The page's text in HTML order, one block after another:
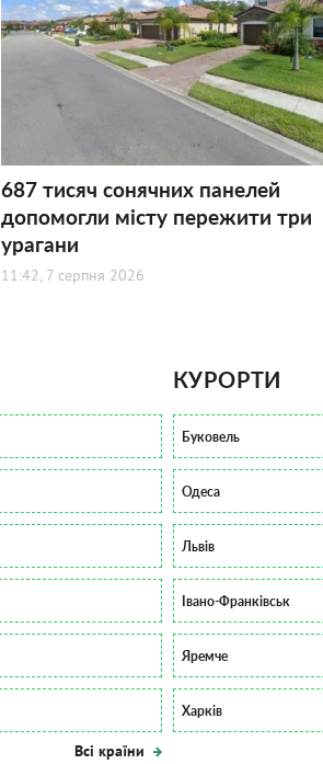
687 тисяч сонячних панелей
допомогли місту пережити три
урагани
11:42, 7 серпня 2026
Всі країни
КУРОРТИ
Буковель
Одеса
Львів
Івано-Франківськ
Яремче
Харків